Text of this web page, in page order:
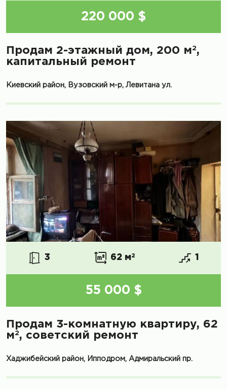
220 000 $
Продам 2-этажный дом, 200 м2,
капитальный ремонт
Киевский район, Вузовский м-р, Левитана ул.
3 62 м2 1
55 000 $
Продам 3-комнатную квартиру, 62
м2, советский ремонт
Хаджибейский район, Ипподром, Адмиральский пр.